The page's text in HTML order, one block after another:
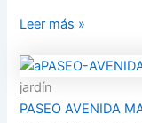
Leer más »
jardín
PASEO AVENIDA